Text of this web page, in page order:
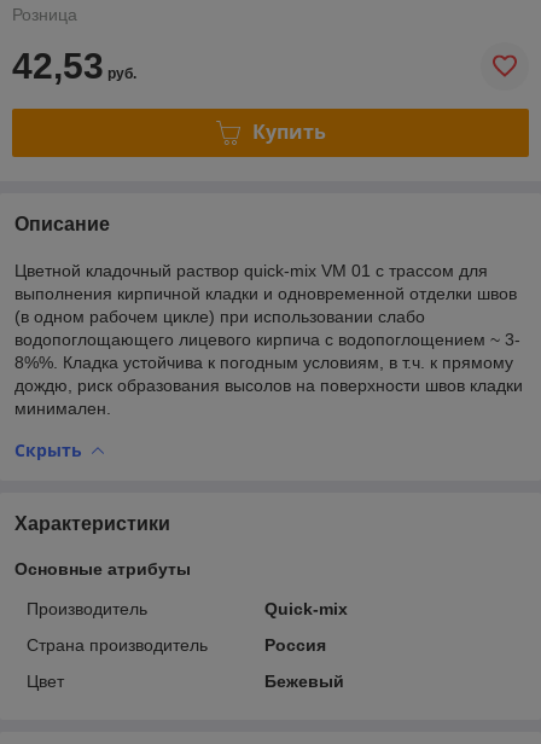
Розница
42,53 руб.
Купить
Описание
Цветной кладочный раствор quick-mix VM 01 с трассом для
выполнения кирпичной кладки и одновременной отделки швов
(в одном рабочем цикле) при использовании слабо
водопоглощающего лицевого кирпича с водопоглощением ~ 3-
8%%. Кладка устойчива к погодным условиям, в т.ч. к прямому
дождю, риск образования высолов на поверхности швов кладки
минимален.
Скрыть
Характеристики
Основные атрибуты
Производитель
Quick-mix
Страна производитель
Россия
Цвет
Бежевый